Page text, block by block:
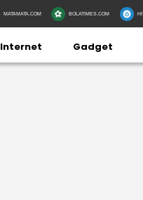
MATAMATA.COM BOLATIMES.COM
Internet Gadget